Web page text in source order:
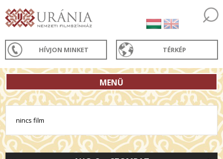
HÍVJON MINKET TÉRKÉP
MENÜ
nincs film